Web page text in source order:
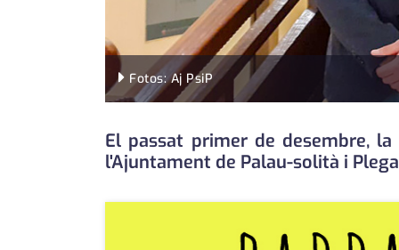
Fotos: Aj PsiP
El passat primer de desembre,
l'Ajuntament de Palau-solità i